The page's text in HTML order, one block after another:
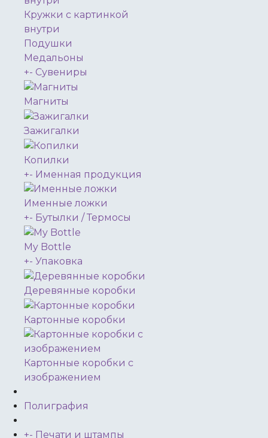
Кружки с картинкой
внутри
Подушки
Медальоны
+- Сувениры
Магниты
Зажигалки
Копилки
+- Именная продукция
Именные ложки
+- Бутылки / Термосы
My Bottle
+- Упаковка
Деревянные коробки
Картонные коробки
Картонные коробки с
изображением
Полиграфия
+- Печати и штампы